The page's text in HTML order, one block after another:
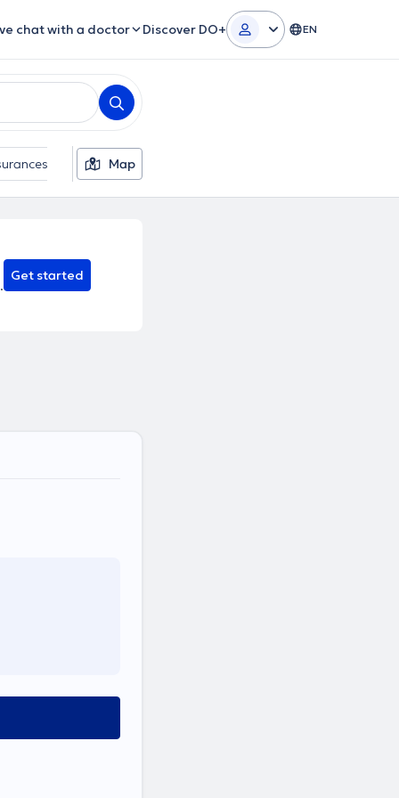
chat with a doctor Discover DO+ EN
Gender
Map
Get started